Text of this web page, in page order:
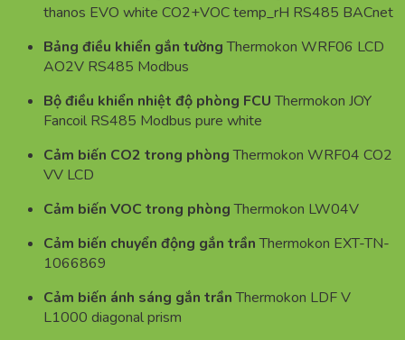
thanos EVO white CO2+VOC temp_rH RS485 BACnet
Bảng điều khiển gắn tườngThermokon WRF06 LCD
AO2V RS485 Modbus
Bộ điều khiển nhiệt độ phòng FCUThermokon JOY
Fancoil RS485 Modbus pure white
Cảm biến CO2 trong phòngThermokon WRF04 CO2
VV LCD
Cảm biến VOC trong phòngThermokon LW04V
Cảm biến chuyển động gắn trầnThermokon EXT-TN-
1066869
Cảm biến ánh sáng gắn trầnThermokon LDF V
L1000 diagonal prism